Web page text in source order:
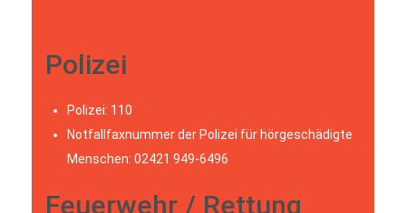
Polizei
Polizei: 110
Notfallfaxnummer der Polizei für hörgeschädigte
Menschen: 02421 949-6496
Feuerwehr / Rettung